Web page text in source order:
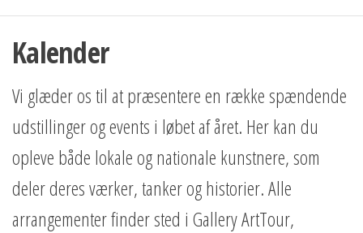
Kalender
Vi glæder os til at præsentere en række spændende
udstillinger og events i løbet af året. Her kan du
opleve både lokale og nationale kunstnere, som
deler deres værker, tanker og historier. Alle
arrangementer finder sted i Gallery ArtTour,